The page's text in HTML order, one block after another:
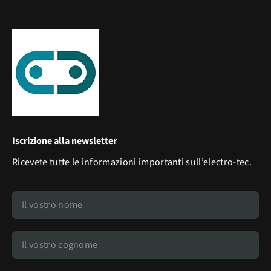
Iscrizione alla newsletter
Ricevete tutte le informazioni importanti sull’electro-tec.